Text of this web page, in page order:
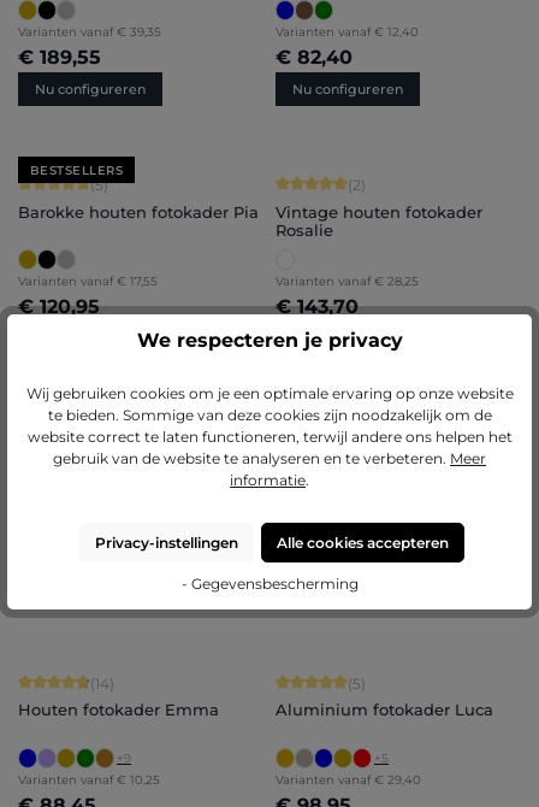
Varianten vanaf € 39,35
€ 189,55
Nu configureren
Varianten vanaf € 12,40
€ 82,40
Nu configureren
BESTSELLERS
Gemiddelde score van 5 op 5 sterren
(5)
Barokke houten fotokader Pia
Varianten vanaf € 17,55
€ 120,95
Nu configureren
Gemiddelde score van 5 op 5 sterren
(2)
Vintage houten fotokader
Rosalie
Varianten vanaf € 28,25
€ 143,70
Nu configureren
Gemiddelde score van 5 op 5 sterren
(1)
Barokke houten fotokader
€ 120,50
Gemiddelde score van 5 op 5 sterren
(5)
Aluminium fotokader Luca
€ 98,95
Nu configureren
Gemiddelde score van 4.86 op 5 sterren
(14)
Houten fotokader Emma
+9
Varianten vanaf € 10,25
Gemiddelde score van 5 op 5 sterren
(5)
Aluminium fotokader Luca
+5
Varianten vanaf € 29,40
We respecteren je privacy
Wij gebruiken cookies om je een optimale ervaring op onze website
te bieden. Sommige van deze cookies zijn noodzakelijk om de
website correct te laten functioneren, terwijl andere ons helpen het
gebruik van de website te analyseren en te verbeteren. Meer
informatie.
Privacy-instellingen Alle cookies accepteren
- Gegevensbescherming